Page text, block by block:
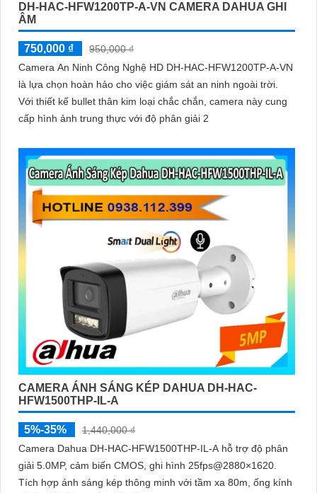
DH-HAC-HFW1200TP-A-VN CAMERA DAHUA GHI
ÂM
750,000 ₫
950,000 ₫
Camera An Ninh Công Nghệ HD DH-HAC-HFW1200TP-A-VN
là lựa chọn hoàn hảo cho việc giám sát an ninh ngoài trời.
Với thiết kế bullet thân kim loại chắc chắn, camera này cung
cấp hình ảnh trung thực với độ phân giải 2
CAMERA ÁNH SÁNG KÉP DAHUA DH-HAC-
HFW1500THP-IL-A
5%-35%
1,440,000 ₫
Camera Dahua DH-HAC-HFW1500THP-IL-A hỗ trợ độ phân
giải 5.0MP, cảm biến CMOS, ghi hình 25fps@2880×1620.
Tích hợp ánh sáng kép thông minh với tầm xa 80m, ống kính